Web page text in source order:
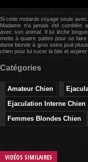
Si cette motarde voyage seule
Madame n'a jamais été comblée
avec son animal. Il lui lèche
mette à quatre pattes pour se
dame blonde à gros seins jouit
chien pour lui sucer la bite et
Catégories
Amateur Chien
Ejaculation Interne Chien
Femmes Blondes Chien
VIDÉOS SIMILAIRES